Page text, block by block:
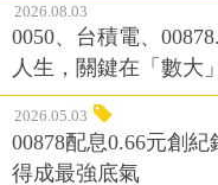
2026.08.03
0050、台積電、
人生，關鍵在「數大」
2026.05.03
00878配息0.66元創
得成最強底氣